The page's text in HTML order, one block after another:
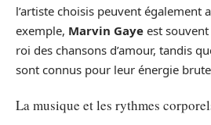
l’artiste choisis peuvent également
exemple, Marvin Gaye est
roi des chansons d’amour, tandis
sont connus pour leur énergie
La musique et les rythmes